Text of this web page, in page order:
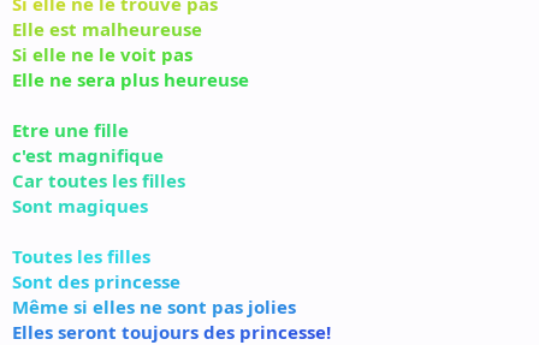
Elle est malheureuse
Si elle ne le voit pas
Elle ne sera plus heureuse
Etre une flle
c'est magnifque
Car toutes les flles
Sont magiques
Toutes les flles
Sont des princesse
Même si elles ne sont pas jolies
Elles seront toujours des princesse!